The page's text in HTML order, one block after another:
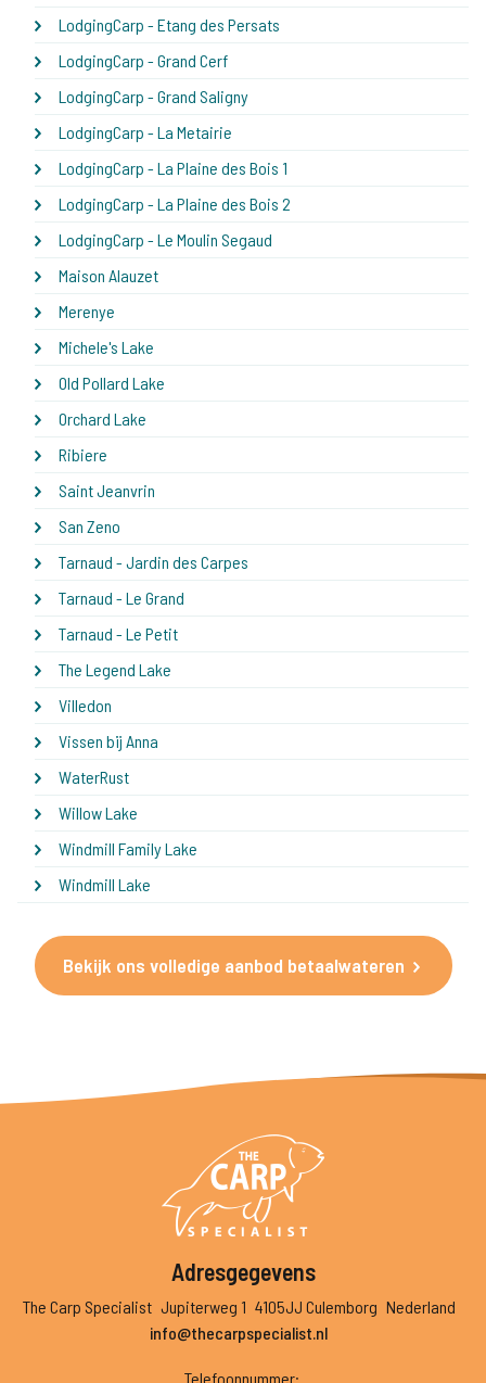
LodgingCarp - Etang des Persats
LodgingCarp - Grand Cerf
LodgingCarp - Grand Saligny
LodgingCarp - La Metairie
LodgingCarp - La Plaine des Bois 1
LodgingCarp - La Plaine des Bois 2
LodgingCarp - Le Moulin Segaud
Maison Alauzet
Merenye
Michele's Lake
Old Pollard Lake
Orchard Lake
Ribiere
Saint Jeanvrin
San Zeno
Tarnaud - Jardin des Carpes
Tarnaud - Le Grand
Tarnaud - Le Petit
The Legend Lake
Villedon
Vissen bij Anna
WaterRust
Willow Lake
Windmill Family Lake
Windmill Lake
Bekijk ons volledige aanbod betaalwateren
Adresgegevens
The Carp Specialist Jupiterweg 1 4105JJ Culemborg Nederland
info@thecarpspecialist.nl
Telefoonnummer: